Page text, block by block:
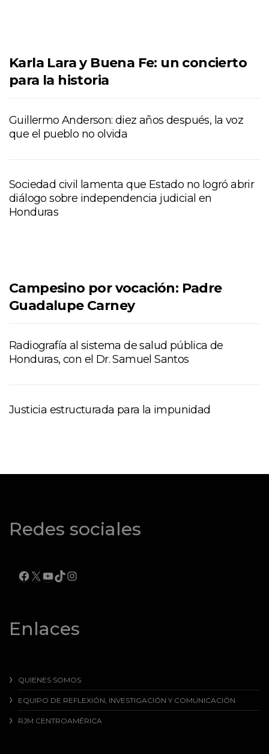
Karla Lara y Buena Fe: un concierto
para la historia
Guillermo Anderson: diez años después, la voz
que el pueblo no olvida
Sociedad civil lamenta que Estado no logró abrir
diálogo sobre independencia judicial en
Honduras
Campesino por vocación: Padre
Guadalupe Carney
Radiografía al sistema de salud pública de
Honduras, con el Dr. Samuel Santos
Justicia estructurada para la impunidad
Redes sociales
FACEBOOK
X YOUTUBE
TIKTOK
INSTAGRAM
Enlaces
QUIENES SOMOS
EQUIPO DE REFLEXIÓN, INVESTIGACIÓN Y COMUNICACIÓN
RJM CENTROAMÉRICA